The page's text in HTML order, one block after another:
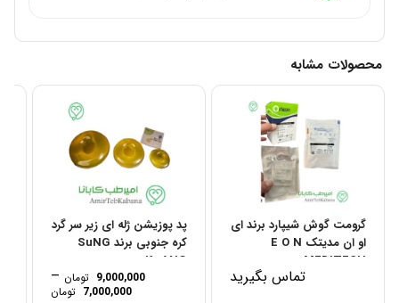
محصولات مشابه
گرومت گوش شیپارد برند ای
او ان مدیتک E O N
MEDITECH
تماس بگیرید
پد پوزیشن ژله ای زیر سر گرد
کره جنوبی برند SuNG
KwANG...
9,000,000 تومان –
7,000,000 تومانPrice